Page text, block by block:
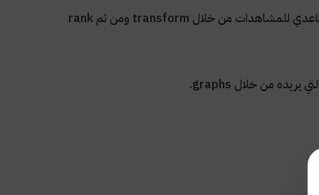
للمشاهدات من خلال transform ومن ثم rank
يريده من خلال graphs
.